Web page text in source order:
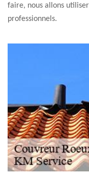
faire, nous allons
professionnels.